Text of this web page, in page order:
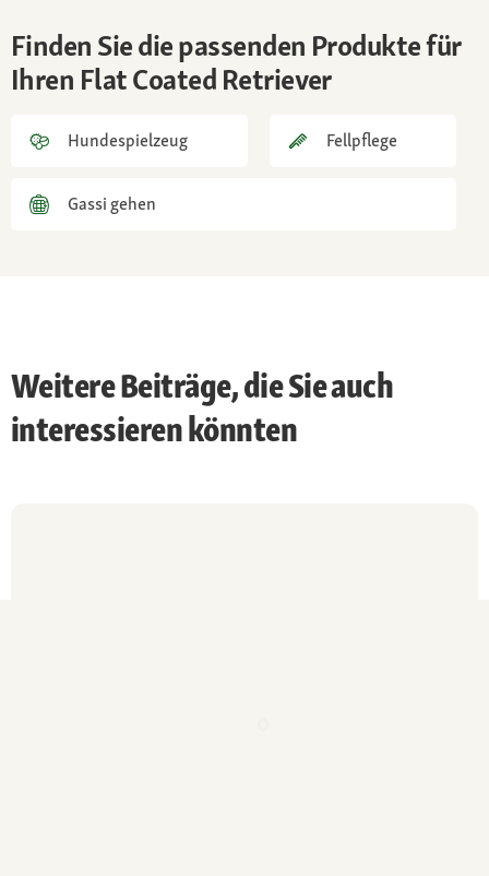
verträglich mit Zwei- und Vierbeinern
Pflege
Gesundheit
Überwachung der Standards kaum
Finden Sie die passenden Produkte für
Ihren Flat Coated Retriever
Hundespielzeug Fellpflege
Gassi gehen
Weitere Beiträge, die Sie auch
interessieren könnten